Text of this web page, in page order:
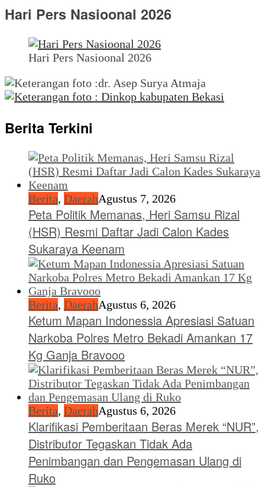
Hari Pers Nasioonal 2026
Hari Pers Nasioonal 2026
Berita Terkini
Berita, DaerahAgustus 7, 2026
Peta Politik Memanas, Heri Samsu Rizal
(HSR) Resmi Daftar Jadi Calon Kades
Sukaraya Keenam
Berita, DaerahAgustus 6, 2026
Ketum Mapan Indonessia Apresiasi Satuan
Narkoba Polres Metro Bekadi Amankan 17
Kg Ganja Bravooo
Berita, DaerahAgustus 6, 2026
Klarifikasi Pemberitaan Beras Merek “NUR”,
Distributor Tegaskan Tidak Ada
Penimbangan dan Pengemasan Ulang di
Ruko